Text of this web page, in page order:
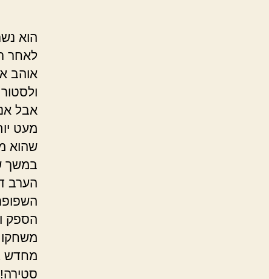
הוא
לאחר
אוהב
אבל
מעט
שהוא
במשך
הערב
הספק
מחדש